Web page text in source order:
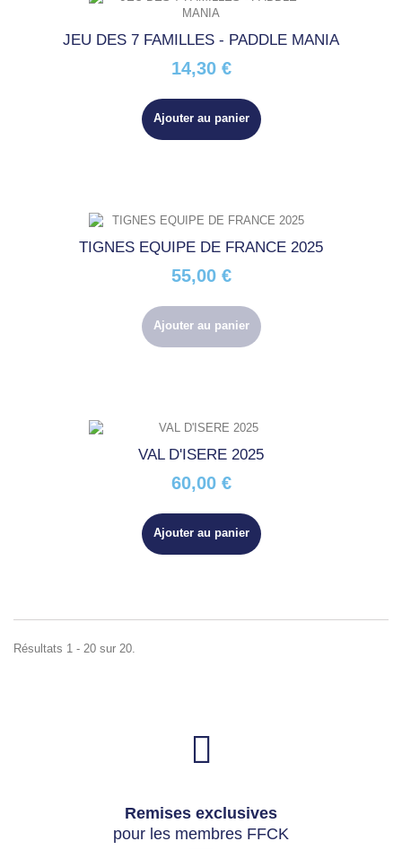
JEU DES 7 FAMILLES - PADDLE MANIA
14,30 €
Ajouter au panier
TIGNES EQUIPE DE FRANCE 2025
55,00 €
Ajouter au panier
VAL D'ISERE 2025
60,00 €
Ajouter au panier
Résultats 1 - 20 sur 20.
Remises exclusives
pour les membres FFCK